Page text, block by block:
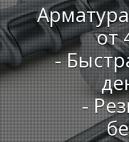
А
Т
от
-
-